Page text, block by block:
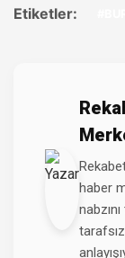
Etiketler:
haber